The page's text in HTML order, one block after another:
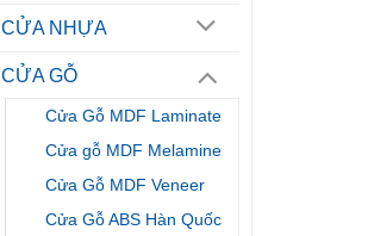
CỬA NHỰA
CỬA GỖ
Cửa Gỗ MDF Laminate
Cửa gỗ MDF Melamine
Cửa Gỗ MDF Veneer
Cửa Gỗ ABS Hàn Quốc